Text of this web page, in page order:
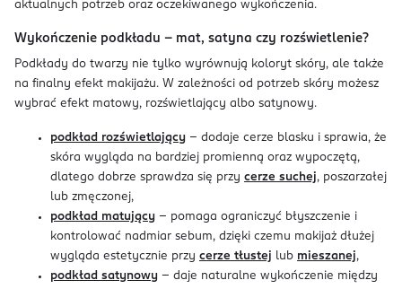
aktualnych potrzeb oraz oczekiwanego wykończenia.
Wykończenie podkładu – mat, satyna czy rozświetlenie?
Podkłady do twarzy nie tylko wyrównują koloryt skóry, ale także
na finalny efekt makijażu. W zależności od potrzeb skóry możesz
wybrać efekt matowy, rozświetlający albo satynowy.
podkład rozświetlający – dodaje cerze blasku i sprawia, że
skóra wygląda na bardziej promienną oraz wypoczętą,
dlatego dobrze sprawdza się przy cerze suchej, poszarzałej
lub zmęczonej,
podkład matujący – pomaga ograniczyć błyszczenie i
kontrolować nadmiar sebum, dzięki czemu makijaż dłużej
wygląda estetycznie przy cerze tłustej lub mieszanej,
podkład satynowy – daje naturalne wykończenie między